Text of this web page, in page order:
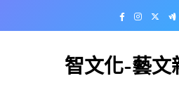
智文化-藝文